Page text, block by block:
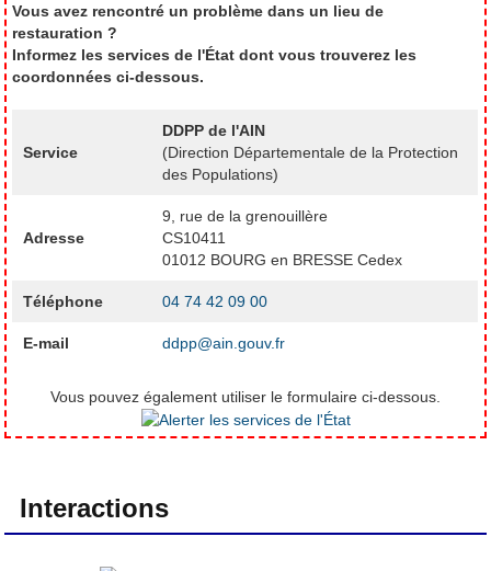
Vous avez rencontré un problème dans un lieu de
restauration ?
Informez les services de l'État dont vous trouverez les
coordonnées ci-dessous.
Service
DDPP de l'AIN
(Direction Départementale de la Protection
des Populations)
Adresse
9, rue de la grenouillère
CS10411
01012 BOURG en BRESSE Cedex
Téléphone 04 74 42 09 00
E-mail ddpp@ain.gouv.fr
Vous pouvez également utiliser le formulaire ci-dessous.
Interactions